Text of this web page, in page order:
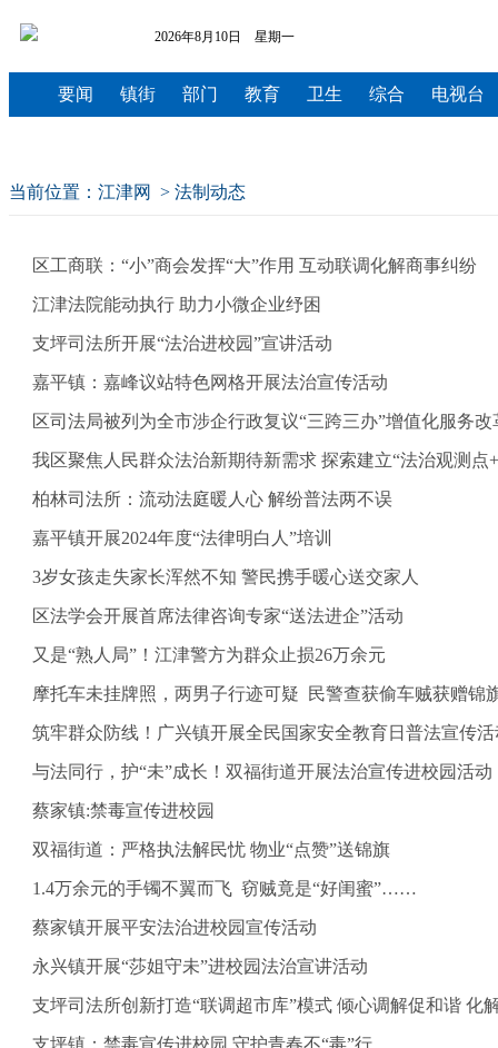
2026年8月10日 星期一
要闻 镇街 部门 教育 卫生 综合 电视台
当前位置： 江津网 > 法制动态
区工商联：“小”商会发挥“大”作用 互动联调化解商事纠纷
江津法院能动执行 助力小微企业纾困
支坪司法所开展“法治进校园”宣讲活动
嘉平镇：嘉峰议站特色网格开展法治宣传活动
区司法局被列为全市涉企行政复议“三跨三办”增值化服务改
我区聚焦人民群众法治新期待新需求 探索建立“法治观测点
柏林司法所：流动法庭暖人心 解纷普法两不误
嘉平镇开展2024年度“法律明白人”培训
3岁女孩走失家长浑然不知 警民携手暖心送交家人
区法学会开展首席法律咨询专家“送法进企”活动
又是“熟人局”！江津警方为群众止损26万余元
摩托车未挂牌照，两男子行迹可疑 民警查获偷车贼获赠锦
筑牢群众防线！广兴镇开展全民国家安全教育日普法宣传活
与法同行，护“未”成长！双福街道开展法治宣传进校园活动
蔡家镇:禁毒宣传进校园
双福街道：严格执法解民忧 物业“点赞”送锦旗
1.4万余元的手镯不翼而飞 窃贼竟是“好闺蜜”……
蔡家镇开展平安法治进校园宣传活动
永兴镇开展“莎姐守未”进校园法治宣讲活动
支坪司法所创新打造“联调超市库”模式 倾心调解促和谐 化
支坪镇：禁毒宣传进校园 守护青春不“毒”行